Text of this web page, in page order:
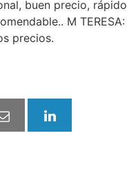
buen precio, rápido
M TERESA:
precios.